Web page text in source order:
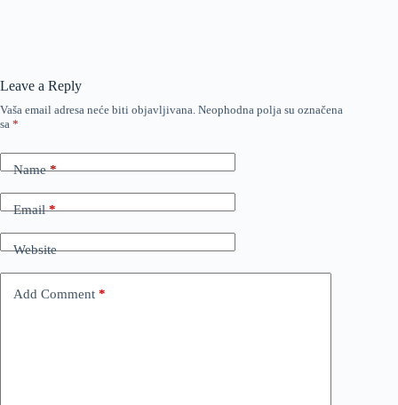
Leave a Reply
Vaša email adresa neće biti objavljivana. Neophodna polja su označena
sa *
Name*
Email*
Website
Add Comment *